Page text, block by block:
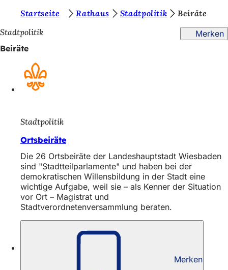
Inhalt anspringen
i
e
Startseite Rathaus Stadtpolitik
Beiräte
Stadtpolitik
Merken
Beiräte
Stadtpolitik
Ortsbeiräte
Die 26 Ortsbeiräte der Landeshauptstadt Wiesbaden
sind "Stadtteilparlamente" und haben bei der
demokratischen Willensbildung in der Stadt eine
wichtige Aufgabe, weil sie – als Kenner der Situation
vor Ort – Magistrat und
Stadtverordnetenversammlung beraten.
Merken